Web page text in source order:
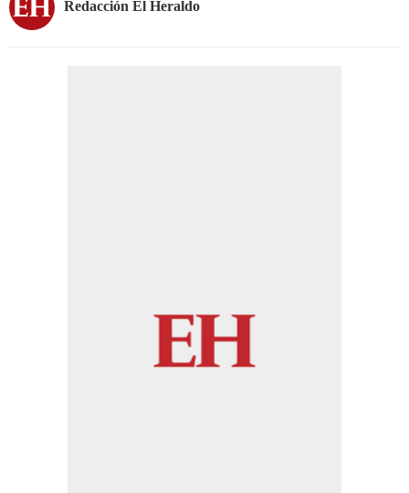
Redacción El Heraldo